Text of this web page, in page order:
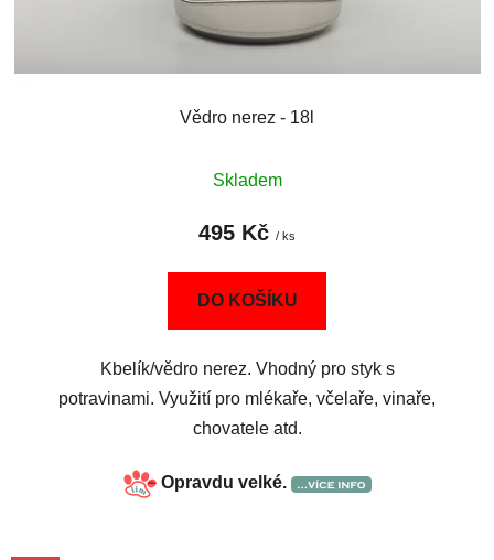
Vědro nerez - 18l
Skladem
495 Kč / ks
DO KOŠÍKU
Kbelík/vědro nerez. Vhodný pro styk s
potravinami. Využití pro mlékaře, včelaře, vinaře,
chovatele atd.
Opravdu velké.